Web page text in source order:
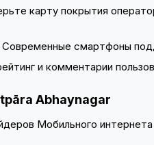
карту покрытия
Современные смартфоны
и комментарии
Abhaynagar
Мобильного